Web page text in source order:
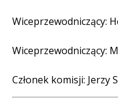
Wiceprzewodniczący:
Wiceprzewodniczący:
Członek komisji: Jerzy